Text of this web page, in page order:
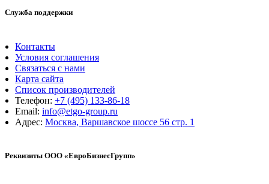
Служба поддержки
Контакты
Условия соглашения
Связаться с нами
Карта сайта
Список производителей
Телефон: +7 (495) 133-86-18
Email: info@etgo-group.ru
Адрес: Москва, Варшавское шоссе 56 стр. 1
Реквизиты ООО «ЕвроБизнесГрупп»